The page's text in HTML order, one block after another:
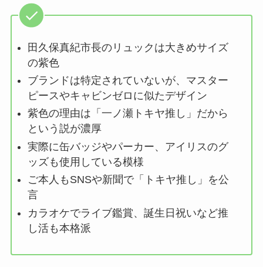
田久保真紀市長のリュックは大きめサイズ
の紫色
ブランドは特定されていないが、マスター
ピースやキャビンゼロに似たデザイン
紫色の理由は「一ノ瀬トキヤ推し」だから
という説が濃厚
実際に缶バッジやパーカー、アイリスのグ
ッズも使用している模様
ご本人もSNSや新聞で「トキヤ推し」を公
言
カラオケでライブ鑑賞、誕生日祝いなど推
し活も本格派